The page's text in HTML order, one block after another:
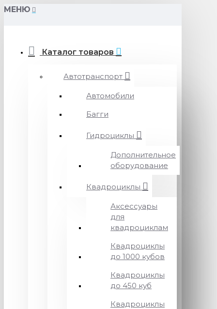
МЕНЮ
Каталог товаров
Автотранспорт
Автомобили
Багги
Гидроциклы
Дополнительное
оборудование
Квадроциклы
Аксессуары
для
квадроциклам
Квадроциклы
до 1000 кубов
Квадроциклы
до 450 куб
Квадроциклы